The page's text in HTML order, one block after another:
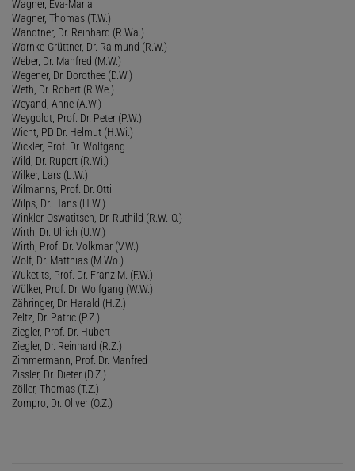
Wagner, Eva-Maria
Wagner, Thomas (T.W.)
Wandtner, Dr. Reinhard (R.Wa.)
Warnke-Grüttner, Dr. Raimund (R.W.)
Weber, Dr. Manfred (M.W.)
Wegener, Dr. Dorothee (D.W.)
Weth, Dr. Robert (R.We.)
Weyand, Anne (A.W.)
Weygoldt, Prof. Dr. Peter (P.W.)
Wicht, PD Dr. Helmut (H.Wi.)
Wickler, Prof. Dr. Wolfgang
Wild, Dr. Rupert (R.Wi.)
Wilker, Lars (L.W.)
Wilmanns, Prof. Dr. Otti
Wilps, Dr. Hans (H.W.)
Winkler-Oswatitsch, Dr. Ruthild (R.W.-O.)
Wirth, Dr. Ulrich (U.W.)
Wirth, Prof. Dr. Volkmar (V.W.)
Wolf, Dr. Matthias (M.Wo.)
Wuketits, Prof. Dr. Franz M. (F.W.)
Wülker, Prof. Dr. Wolfgang (W.W.)
Zähringer, Dr. Harald (H.Z.)
Zeltz, Dr. Patric (P.Z.)
Ziegler, Prof. Dr. Hubert
Ziegler, Dr. Reinhard (R.Z.)
Zimmermann, Prof. Dr. Manfred
Zissler, Dr. Dieter (D.Z.)
Zöller, Thomas (T.Z.)
Zompro, Dr. Oliver (O.Z.)